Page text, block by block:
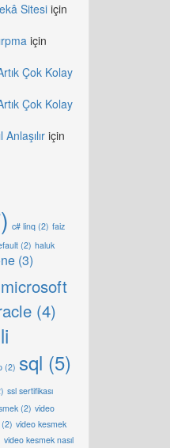
Sitesi için
için
Çok Kolay
Çok Kolay
için
c# linq (2) faiz
(2) haluk
(3)
microsoft
(4)
(2) sql (5)
ssl sertifikası
(2) video
(2) video kesmek
video kesmek nasıl